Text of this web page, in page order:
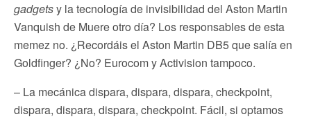
gadgetsy la tecnología de invisibilidad del Aston Martin
Vanquish de Muere otro día? Los responsables de esta
memez no. ¿Recordáis el Aston Martin DB5 que salía en
Goldfinger? ¿No? Eurocom y Activision tampoco.
– La mecánica dispara, dispara, dispara, checkpoint,
dispara, dispara, dispara, checkpoint. Fácil, si optamos